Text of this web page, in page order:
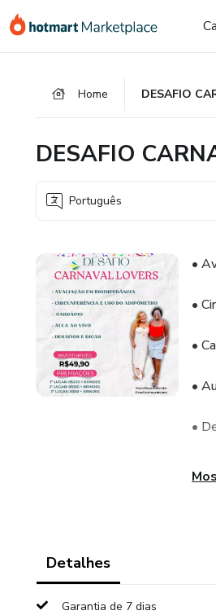
para
para
para
Home
DESAFIO
Português
•
•
•
•
•
1º
Detalhes
Garantia de 7 dias